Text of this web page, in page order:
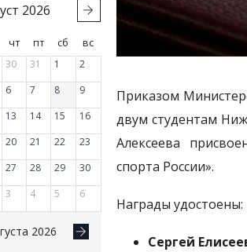
2026
чт пт сб
вс
30 31 1
2
6 7 8
9
13 14 15
16
20 21 22
23
27 28 29
30
3 4 5 6
2026
Приказом
двум студентам
Алексеева
спорта России».
Награды удостоены:
Сергей